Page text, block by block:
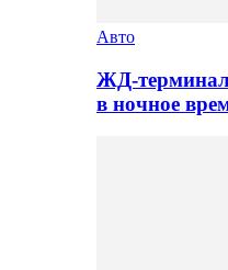
Авто
ЖД-терминал
в ночное